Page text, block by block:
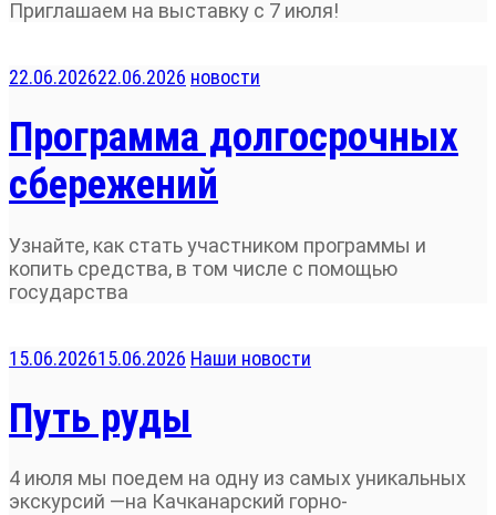
Приглашаем на выставку с 7 июля!
22.06.202622.06.2026 новости
Программа долгосрочных
сбережений
Узнайте, как стать участником программы и
копить средства, в том числе с помощью
государства
15.06.202615.06.2026 Наши новости
Путь руды
4 июля мы поедем на одну из самых уникальных
экскурсий —на Качканарский горно-